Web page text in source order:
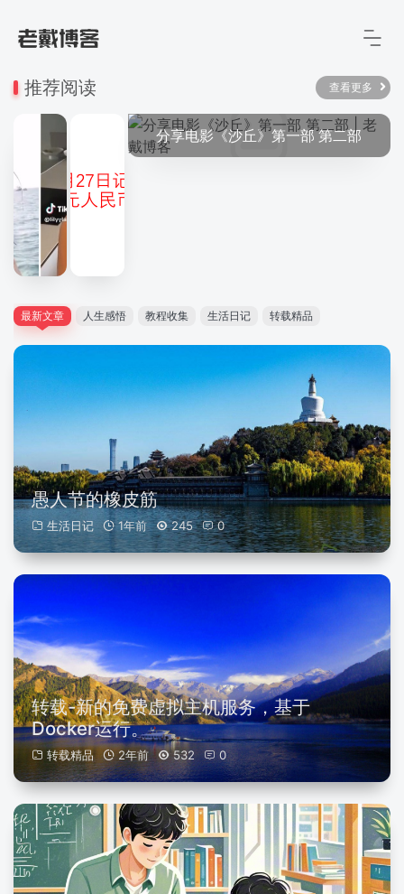
推荐阅读 查看更多
分享电影《沙丘》第一部 第二部
最新文章 人生感悟 教程收集 生活日记 转载精品
愚人节的橡皮筋
生活日记 1年前 245 0
转载-新的免费虚拟主机服务，基于
Docker运行。
转载精品 2年前 532 0